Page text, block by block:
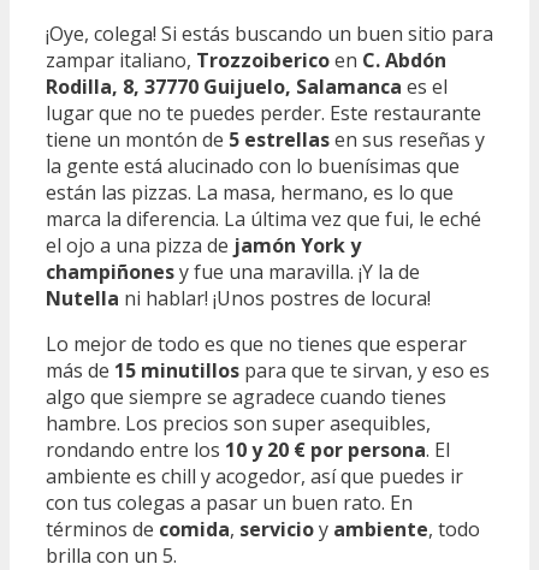
¡Oye, colega! Si estás buscando un buen sitio para
zampar italiano, Trozzoibericoen C. Abdón
Rodilla, 8, 37770 Guijuelo, Salamanca es el
lugar que no te puedes perder. Este restaurante
tiene un montón de 5 estrellasen sus reseñas y
la gente está alucinado con lo buenísimas que
están las pizzas. La masa, hermano, es lo que
marca la diferencia. La última vez que fui, le eché
el ojo a una pizza de jamón York y
champiñonesy fue una maravilla. ¡Y la de
Nutella ni hablar! ¡Unos postres de locura!
Lo mejor de todo es que no tienes que esperar
más de 15 minutillos para que te sirvan, y eso es
algo que siempre se agradece cuando tienes
hambre. Los precios son super asequibles,
rondando entre los 10 y 20 € por persona. El
ambiente es chill y acogedor, así que puedes ir
con tus colegas a pasar un buen rato. En
términos de comida, servicioy ambiente, todo
brilla con un 5.